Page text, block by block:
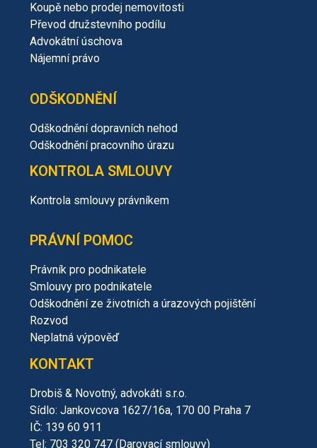
Koupě nebo prodej nemovitosti
Převod družstevního podílu
Advokátní úschova
Nájemní právo
ODŠKODNĚNÍ
Odškodnění dopravních nehod
Odškodnění pracovního úrazu
KONTROLA SMLOUVY
Kontrola smlouvy právníkem
PRÁVNÍ POMOC
Právník pro podnikatele
Smlouvy pro podnikatele
Odškodnění ze životních a úrazových pojištění
Rozvod
Neplatná výpověď
KONTAKT
Drobiš & Novotný, advokáti s.r.o.
Sídlo: Jankovcova 1627/16a, 170 00 Praha 7
IČ: 139 60 911
Tel: 703 320 747 (Darovací smlouvy)